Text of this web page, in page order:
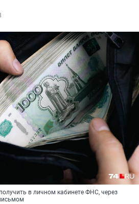
в личном кабинете ФНС, через